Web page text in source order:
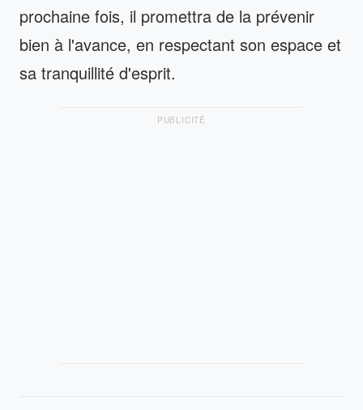
prochaine fois, il promettra de la prévenir
bien à l'avance, en respectant son espace et
sa tranquillité d'esprit.
PUBLICITÉ